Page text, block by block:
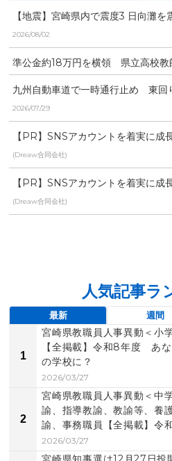
【地震】宮崎県内で震度3 日向灘
が発生 津波の心配な...
2026/08/02
準公金約18万円を横領 県立高校教
九州自動車道で一時通行止め 東回
州自動車道で全面通行止...
2026/07/29
【PR】SNSアカウントを着実に成
す。
(Dreaw合同会社)
【PR】SNSアカウントを着実に成
す。
(Dreaw合同会社)
人気記事ラ
最新 週間
1
宮崎県教職員人事異動＜小
【全掲載】令和8年度 あ
の学校に？
2026/03/27
2
宮崎県教職員人事異動＜中
諭、指導教諭、教諭等、養
諭、事務職員【全掲載】令
2026/03/27